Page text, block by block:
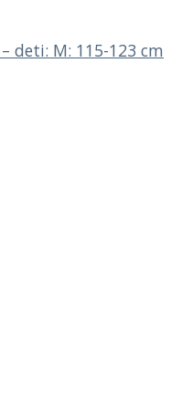
deti: M: 115-123 cm